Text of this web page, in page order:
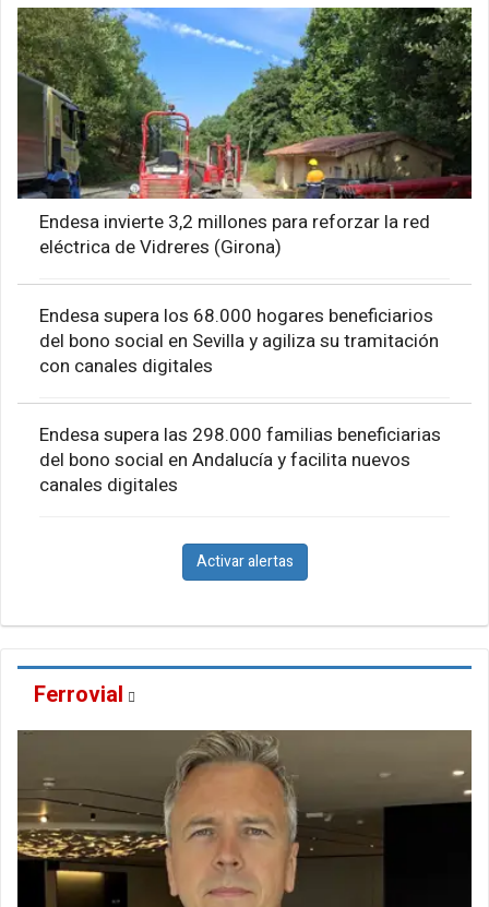
Endesa invierte 3,2 millones para reforzar la red
eléctrica de Vidreres (Girona)
Endesa supera los 68.000 hogares beneficiarios
del bono social en Sevilla y agiliza su tramitación
con canales digitales
Endesa supera las 298.000 familias beneficiarias
del bono social en Andalucía y facilita nuevos
canales digitales
Activar alertas
Ferrovial